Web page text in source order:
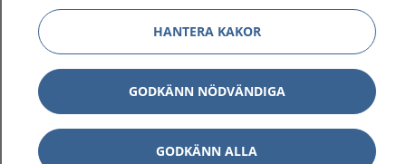
1177 på flera språk Visa
Om 1177 Visa
Kontakt Visa
HANTERA KAKOR
GODKÄNN NÖDVÄNDIGA
GODKÄNN ALLA